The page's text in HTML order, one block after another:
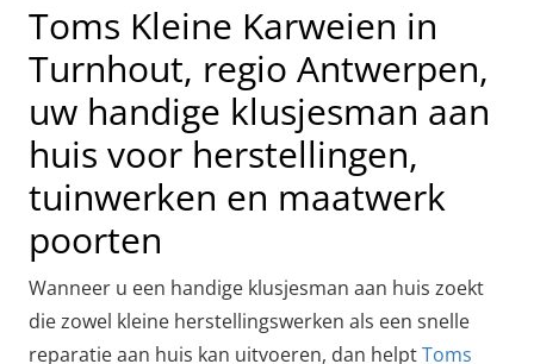
Toms Kleine Karweien in
Turnhout, regio Antwerpen,
uw handige klusjesman aan
huis voor herstellingen,
tuinwerken en maatwerk
poorten
Wanneer u een handige klusjesman aan huis zoekt
die zowel kleine herstellingswerken als een snelle
reparatie aan huis kan uitvoeren, dan helptToms